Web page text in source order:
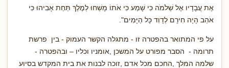
אֶת עֲבָדָיו אֶל שְׁלֹמֹה כִּי שָׁמַע כִּי אֹתוֹ מָשְׁחוּ לְמֶלֶךְ תַּחַת אָבִיהוּ כִּי
אֹהֵב הָיָה חִירָם לְדָוִד כָּל הַיָּמִים".
על פי המתואר בהפטרה זו - מתגלה הקשר העמוק - בין פרשת
תרומה - הסבר מפורט על המשכן ,אומניו וכליו – ובהפטרה -
שלמה המלך ,החכם מכל אדם ,זוכה לבנות את בית המקדש בסיוע